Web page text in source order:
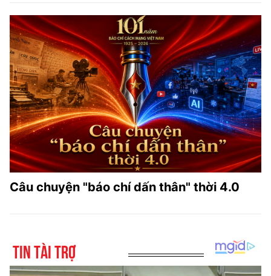
Câu chuyện "báo chí dấn thân" thời 4.0